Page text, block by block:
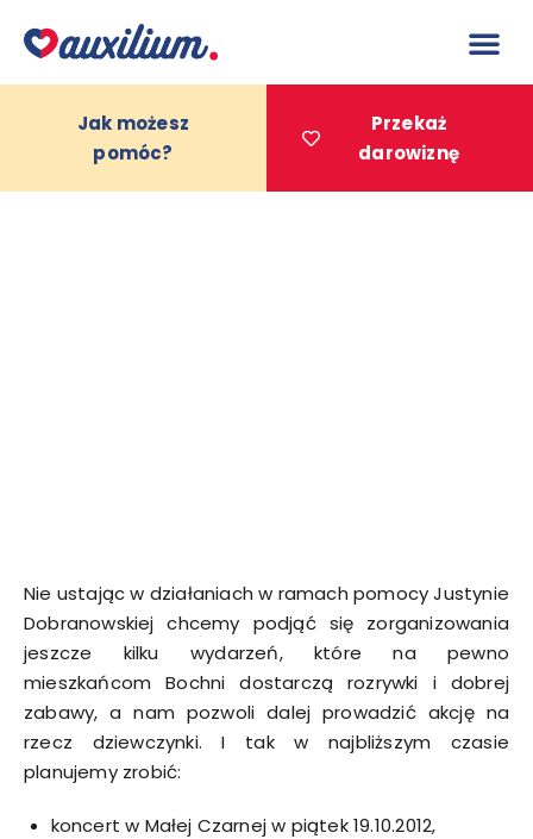
treści
Jak możesz
pomóc?
Przekaż
darowiznę
Nie ustając w działaniach w ramach pomocy Justynie
Dobranowskiej chcemy podjąć się zorganizowania
jeszcze kilku wydarzeń, które na pewno
mieszkańcom Bochni dostarczą rozrywki i dobrej
zabawy, a nam pozwoli dalej prowadzić akcję na
rzecz dziewczynki. I tak w najbliższym czasie
planujemy zrobić:
koncert w Małej Czarnej w piątek 19.10.2012,